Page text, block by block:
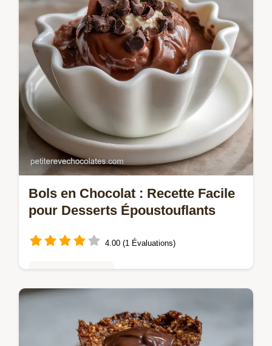
pour un délice gourmand.
Bols en Chocolat : Recette Facile
pour Desserts Époustouflants
4.00 (1 Évaluations)
Apprenez à faire des Bols en chocolat
comestibles spectaculaires avec cette
technique simple. Idéal pour composer vos